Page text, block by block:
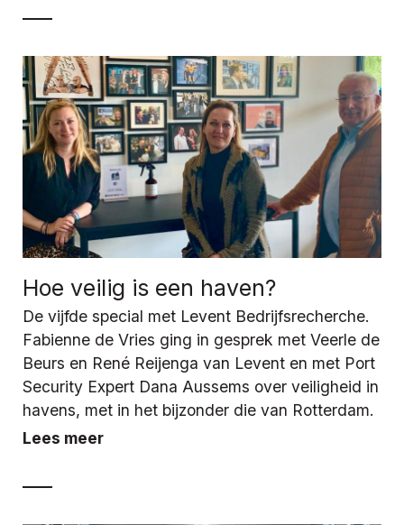
Hoe veilig is een haven?
De vijfde special met Levent Bedrijfsrecherche.
Fabienne de Vries ging in gesprek met Veerle de
Beurs en René Reijenga van Levent en met Port
Security Expert Dana Aussems over veiligheid in
havens, met in het bijzonder die van Rotterdam.
Lees meer